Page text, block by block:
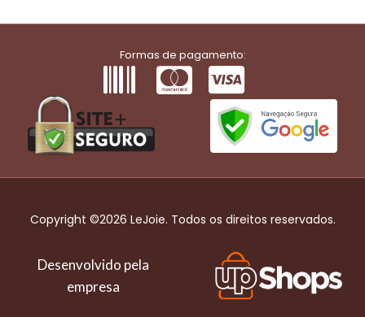
Formas de pagamento:
Copyright ©2026 LeJoie. Todos os direitos reservados.
Desenvolvido pela
empresa